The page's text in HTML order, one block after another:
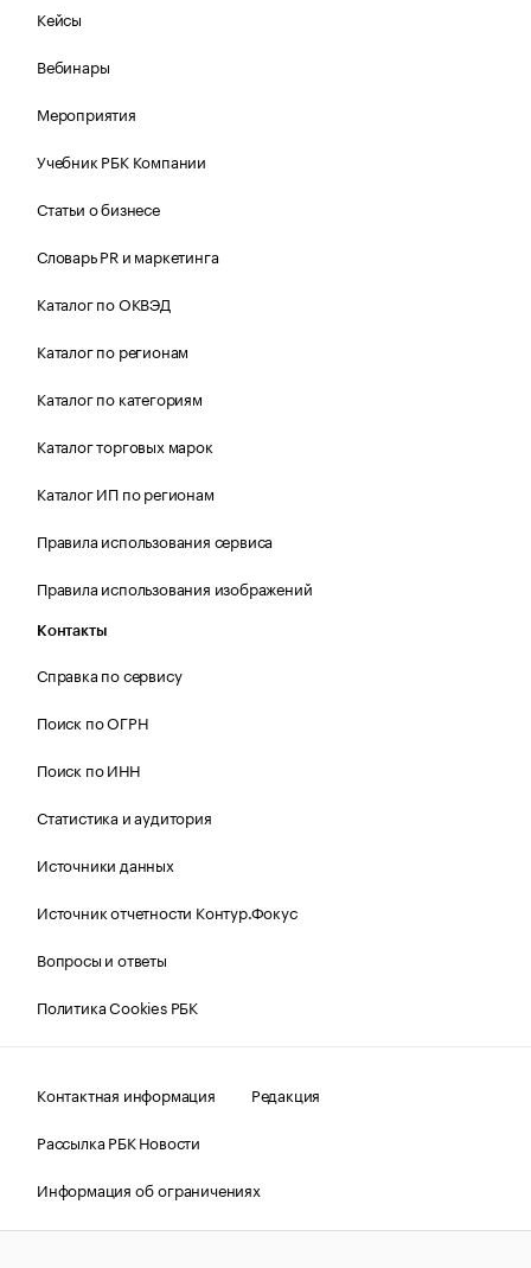
Кейсы
Вебинары
Мероприятия
Учебник РБК Компании
Статьи о бизнесе
Словарь PR и маркетинга
Каталог по ОКВЭД
Каталог по регионам
Каталог по категориям
Каталог торговых марок
Каталог ИП по регионам
Правила использования сервиса
Правила использования изображений
Контакты
Справка по сервису
Поиск по ОГРН
Поиск по ИНН
Статистика и аудитория
Источники данных
Источник отчетности Контур.Фокус
Вопросы и ответы
Политика Cookies РБК
Контактная информация
Редакция
Рассылка РБК Новости
Информация об ограничениях
Правовая информация
О соблюдении авторских прав